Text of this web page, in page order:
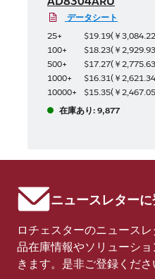
データシート
25+
$19.19(￥3,084.22
100+
$18.23(￥2,929.93
500+
$17.27(￥2,775.63
1000+
$16.31(￥2,621.34
10000+
$15.35(￥2,467.05
在庫あり: 9,877
ニュースレター
ロチェスターのニュース
品在庫情報やソリューシ
きます。是非ご登録くださ